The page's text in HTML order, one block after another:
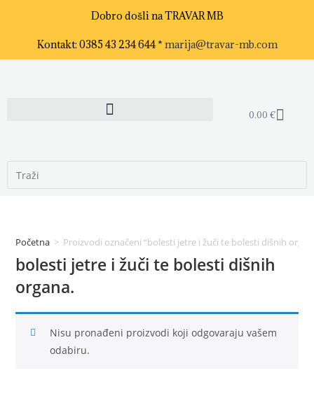
Dobro došli na TRAVAR MB
Kontakt: 0385 43 234 644 * marija@travar-mb.com
0.00€
Početna > Proizvodi označeni “bolesti jetre i žuči te bolesti dišnih
bolesti jetre i žuči te bolesti dišnih
organa.
Nisu pronađeni proizvodi koji odgovaraju vašem
odabiru.